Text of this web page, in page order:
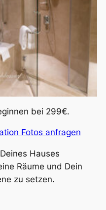
bei 299€.
Fotos anfragen
Hauses
Räume und Dein
zu setzen.